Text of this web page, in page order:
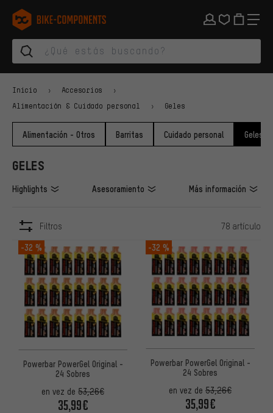
Saltar a la navegación principal
Saltar a la navegación de categorías
Saltar al contenido
Saltar a marcas y al boletín
Saltar al pie de página
bike-components.de Página de inicio
Inicio Accesorios
Alimentación & Cuidado personal Geles
Alimentación - Otros Barritas Cuidado personal Geles
GELES
Highlights Asesoramiento Más información
Filtros 78 artículo
ARTÍCULOS
-32 %
Powerbar PowerGel Original -
24 Sobres
en vez de 53,26€
35,99€
-32 %
Powerbar PowerGel Original -
24 Sobres
en vez de 53,26€
35,99€